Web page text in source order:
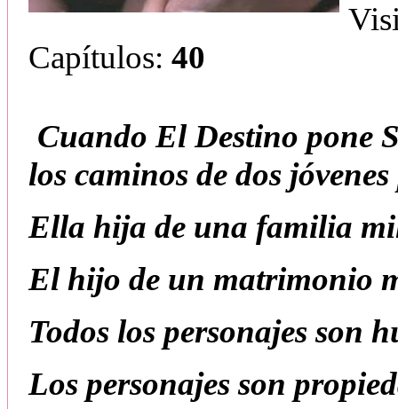
Capítulos: 40
Cuando El Destino pone
los caminos de dos
Ella hija de una familia
El hijo de un matrimonio
Todos los personajes son
Los personajes son